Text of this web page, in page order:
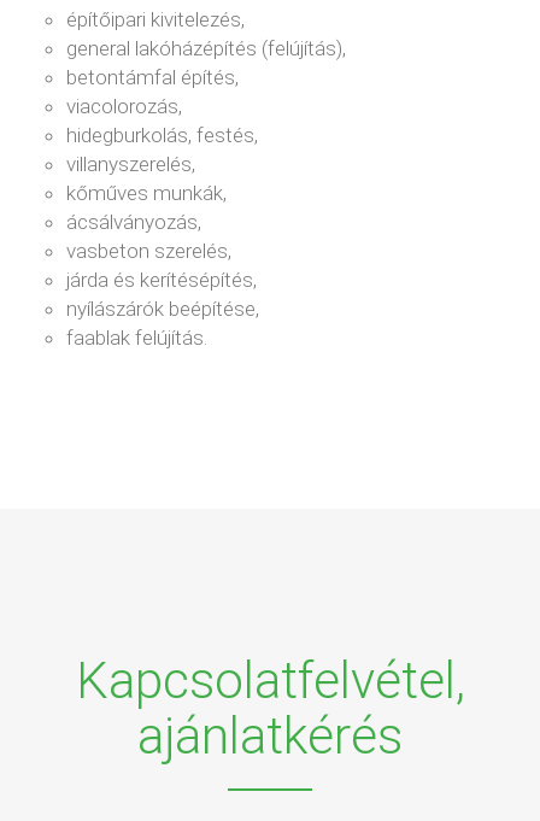
építőipari kivitelezés,
general lakóházépítés (felújítás),
betontámfal építés,
viacolorozás,
hidegburkolás, festés,
villanyszerelés,
kőműves munkák,
ácsálványozás,
vasbeton szerelés,
járda és kerítésépítés,
nyílászárók beépítése,
faablak felújítás.
Kapcsolatfelvétel,
ajánlatkérés